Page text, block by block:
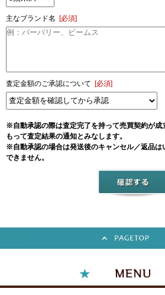
主なブランド名 [必須]
査定金額のご承認について [必須]
※自動承認の際は査定完了を持って売買契約が成
もって査定結果の通知とみなします。
※自動承認の場合は発送後のキャンセル／返品は
できません。